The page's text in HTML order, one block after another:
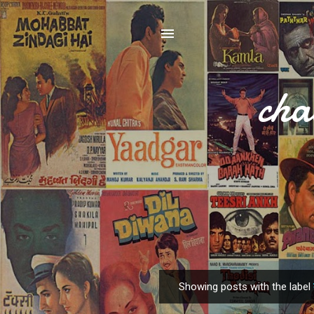
o
Showing posts with the label